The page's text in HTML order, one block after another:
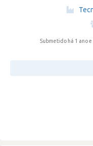
Submetido há 1 ano e